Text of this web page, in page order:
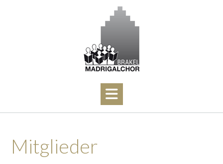
Mitglieder